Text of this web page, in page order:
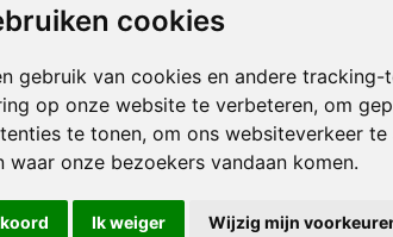
cookies
gebruik van cookies en andere
op onze website te verbeteren, om
te tonen, om ons websiteverkeer te
waar onze bezoekers vandaan komen.
Ik weiger Wijzig mijn
de praktijk
de Vijf Elementen
- TCG
Soorten lidmaatschap
Aanmelden voor